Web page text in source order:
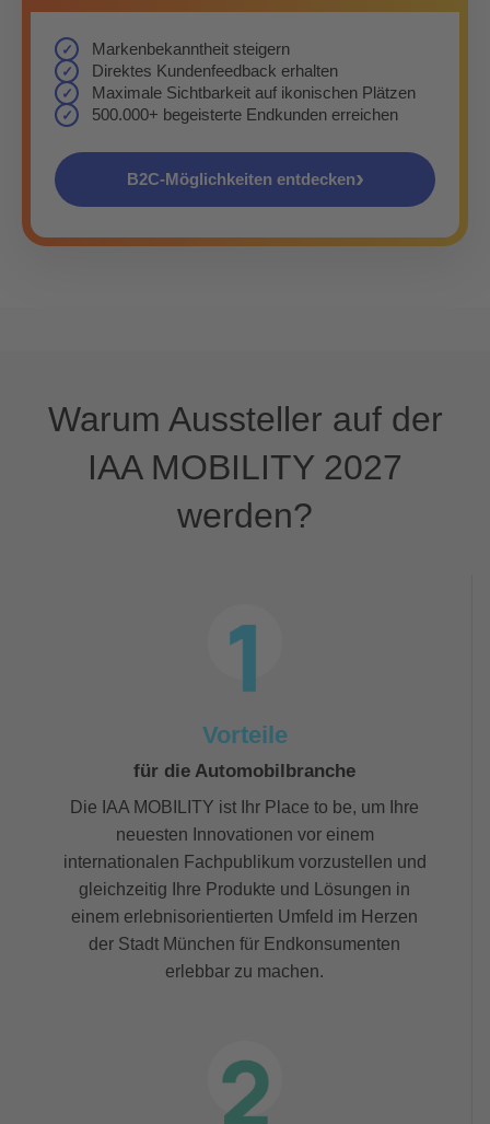
Markenbekanntheit steigern
Direktes Kundenfeedback erhalten
Maximale Sichtbarkeit auf ikonischen Plätzen
500.000+ begeisterte Endkunden erreichen
B2C-Möglichkeiten entdecken›
Warum Aussteller auf der
IAA MOBILITY 2027
werden?
Vorteile
für die Automobilbranche
Die IAA MOBILITY ist Ihr Place to be, um Ihre
neuesten Innovationen vor einem
internationalen Fachpublikum vorzustellen und
gleichzeitig Ihre Produkte und Lösungen in
einem erlebnisorientierten Umfeld im Herzen
der Stadt München für Endkonsumenten
erlebbar zu machen.